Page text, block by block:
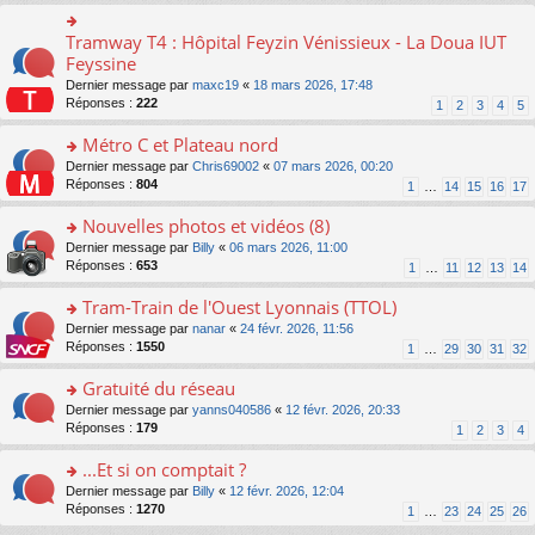
c
e
nt
pl
u
s
ré
c
e
n
o
n
lu
le
pl
u
s
ré
c
s
s
g
e
n
lu
le
pl
u
s
ré
c
er
le
m
e
s
s
a
g
e
n
o
n
lu
le
pl
u
ré
c
e
nt
o
n
ult
er
le
m
e
s
s
a
g
e
n
o
n
lu
le
pl
s
ré
c
e
nt
Tramway T4 : Hôpital Feyzin Vénissieux - La Doua IUT
Feyssine
Dernier message par maxc19 « 18 mars 2026, 17:48
Réponses : 222 1 2 3 4 5
o
n
s
ult
er
le
m
e
s
s
a
g
n
o
n
lu
le
pl
u
s
Métro C et Plateau nord
Dernier message par Chris69002 « 07 mars 2026, 00:20
Réponses : 804 1 14 15 16 17
o
n
s
ult
er
le
m
e
s
s
a
g
n
o
n
Nouvelles photos et vidéos (8)
Dernier message par Billy « 06 mars 2026, 11:00
Réponses : 653 1 11 12 13 14
o
n
s
ult
er
le
m
e
s
s
a
g
Tram-Train de l'Ouest Lyonnais (TTOL)
Dernier message par nanar « 24 févr. 2026, 11:56
Réponses : 1550 1 29 30 31 32
o
n
s
ult
er
le
m
Gratuité du réseau
Dernier message par yanns040586 « 12 févr. 2026, 20:33
Réponses : 179 1 2 3 4
o
n
s
...Et si on comptait ?
Dernier message par Billy « 12 févr. 2026, 12:04
Réponses : 1270 1 23 24 25 26